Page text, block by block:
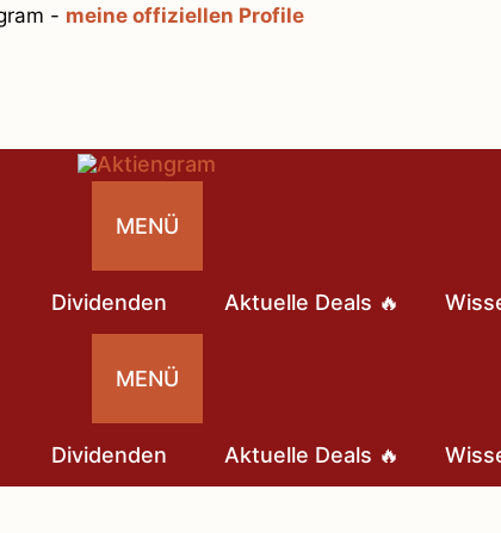
- meine offiziellen Profile
MENÜ
Dividenden Aktuelle Deals 🔥
MENÜ
Dividenden Aktuelle Deals 🔥